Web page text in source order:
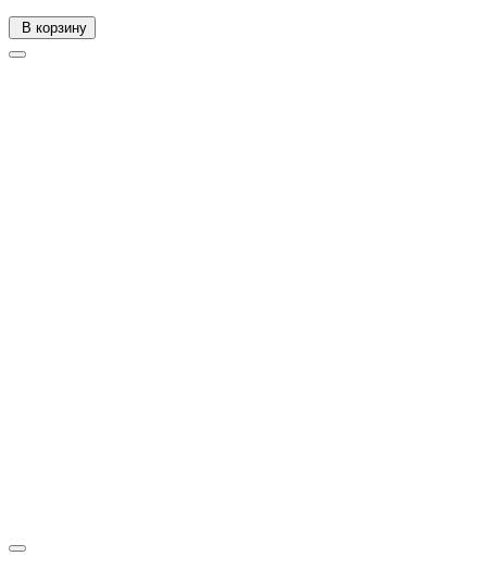
В корзину